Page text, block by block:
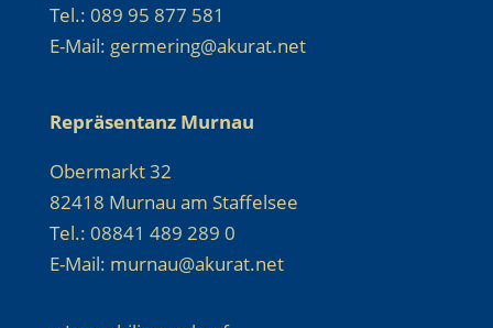
Tel.: 089 95 877 581
E-Mail: germering@akurat.net
Repräsentanz Murnau
Obermarkt 32
82418 Murnau am Staffelsee
Tel.: 08841 489 289 0
E-Mail: murnau@akurat.net